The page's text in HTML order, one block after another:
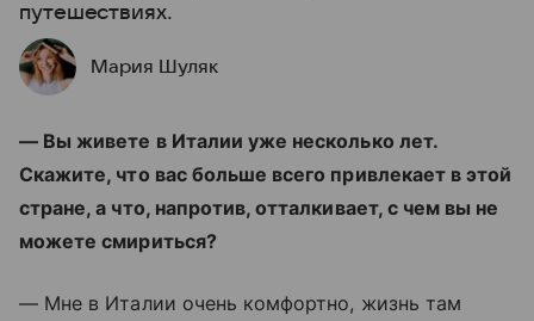
путешествиях.
Мария Шуляк
— Вы живете в Италии уже несколько лет.
Скажите, что вас больше всего привлекает в этой
стране, а что, напротив, отталкивает, с чем вы не
можете смириться?
— Мне в Италии очень комфортно, жизнь там